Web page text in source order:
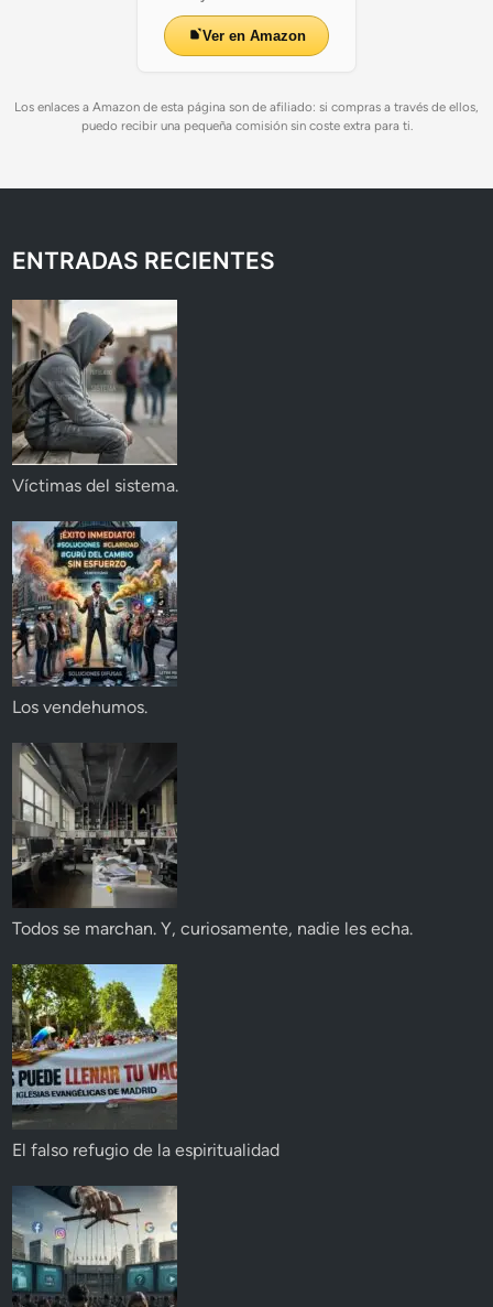
Ver en Amazon
Los enlaces a Amazon de esta página son de afiliado: si compras a través de ellos,
puedo recibir una pequeña comisión sin coste extra para ti.
ENTRADAS RECIENTES
Víctimas del sistema.
Los vendehumos.
Todos se marchan. Y, curiosamente, nadie les echa.
El falso refugio de la espiritualidad